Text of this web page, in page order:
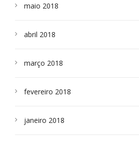
maio 2018
abril 2018
março 2018
fevereiro 2018
janeiro 2018